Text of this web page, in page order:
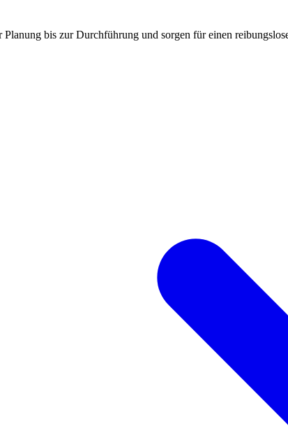
bis zur Durchführung und sorgen für einen